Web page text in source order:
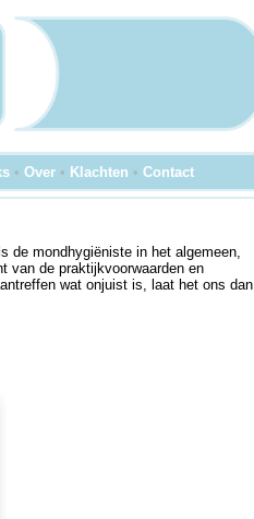
• Over • Klachten • Contact
de mondhygiëniste in het algemeen,
van de praktijkvoorwaarden en
wat onjuist is, laat het ons dan